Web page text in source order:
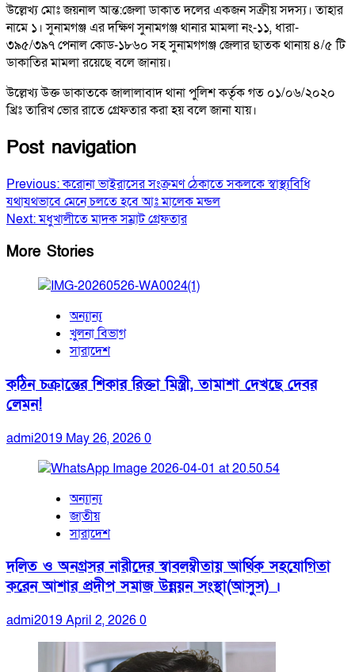
উল্লেখ্য মোঃ জয়নাল আন্ত:জেলা ডাকাত দলের একজন সক্রীয় সদস্য। তাহার
নামে ১। সুনামগঞ্জ এর দক্ষিণ সুনামগঞ্জ থানার মামলা নং-১১, ধারা-
৩৯৫/৩৯৭ পেনাল কোড-১৮৬০ সহ সুনামগগঞ্জ জেলার ছাতক থানায় ৪/৫ টি
ডাকাতির মামলা রয়েছে বলে জানায়।
উল্লেখ্য উক্ত ডাকাতকে জালালাবাদ থানা পুলিশ কর্তৃক গত ০১/০৬/২০২০
খ্রিঃ তারিখ ভোর রাতে গ্রেফতার করা হয় বলে জানা যায়।
Post navigation
Previous:করোনা ভাইরাসের সংক্রমণ ঠেকাতে সকলকে স্বাস্থ্যবিধি
যথাযথভাবে মেনে চলতে হবে আঃ মালেক মন্ডল
Next:মধুখালীতে মাদক সম্রাট গ্রেফতার
More Stories
অন্যান্য
খুলনা বিভাগ
সারাদেশ
কঠিন চক্রান্তের শিকার রিক্তা মিস্ত্রী, তামাশা দেখছে দেবর
লেমন!
admi2019 May 26, 20260
অন্যান্য
জাতীয়
সারাদেশ
দলিত ও অনগ্রসর নারীদের স্বাবলম্বীতায় আর্থিক সহযোগিতা
করেন আশার প্রদীপ সমাজ উন্নয়ন সংস্থা(আসুস) ।
admi2019April 2, 20260